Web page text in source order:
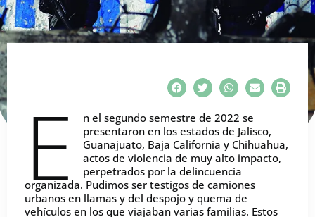
E
n el segundo semestre de 2022 se
presentaron en los estados de Jalisco,
Guanajuato, Baja California y Chihuahua,
actos de violencia de muy alto impacto,
perpetrados por la delincuencia
organizada. Pudimos ser testigos de camiones
urbanos en llamas y del despojo y quema de
vehículos en los que viajaban varias familias. Estos